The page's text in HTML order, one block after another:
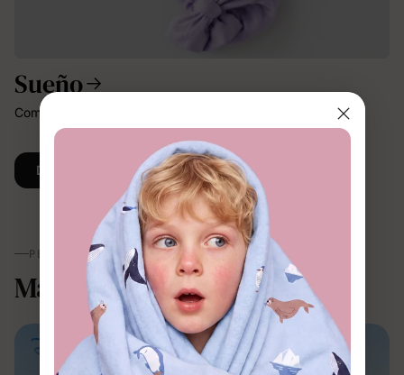
Sueño
Comodidad suave y transpirable para dormir mejor.
Descubrir Más
PERSONAJES
Magia hecha ropa.